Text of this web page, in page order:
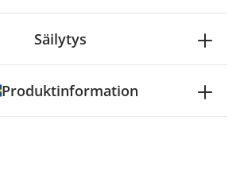
Säilytys
Produktinformation